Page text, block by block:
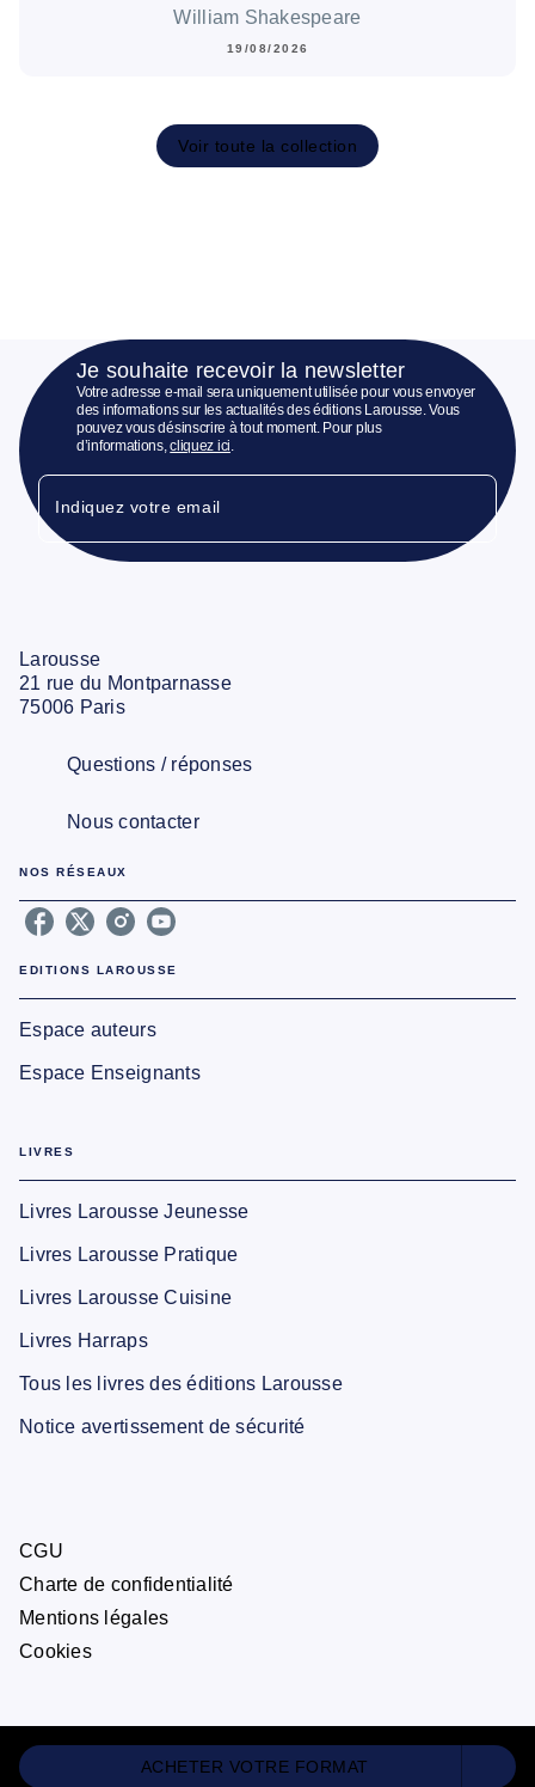
ACHETER VOTRE FORMAT
William Shakespeare
19/08/2026
Voir toute la collection
Je souhaite recevoir la newsletter
Votre adresse e-mail sera uniquement utilisée pour vous envoyer
des informations sur les actualités des éditions Larousse. Vous
pouvez vous désinscrire à tout moment. Pour plus
d’informations,cliquez ici.
Indiquez votre email
Larousse
21 rue du Montparnasse
75006 Paris
Questions / réponses
Nous contacter
NOS RÉSEAUX
EDITIONS LAROUSSE
Espace auteurs
Espace Enseignants
LIVRES
Livres Larousse Jeunesse
Livres Larousse Pratique
Livres Larousse Cuisine
Livres Harraps
Tous les livres des éditions Larousse
Notice avertissement de sécurité
CGU
Charte de confidentialité
Mentions légales
Cookies